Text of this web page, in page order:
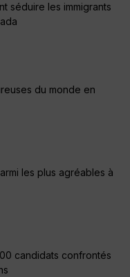
séduire les immigrants
du monde en
les plus agréables à
candidats confrontés